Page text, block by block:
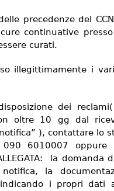
precedenze del
continuative
curati.
illegittimamente i
dei
oltre 10 gg dal
), contattare lo
6010007 oppure
la domanda
la
i propri dati